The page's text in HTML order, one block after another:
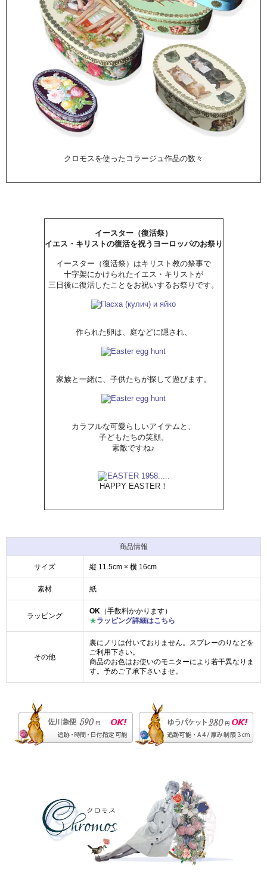
クロモスを使ったコラージュ作品の数々
イースター（復活祭）
イエス・キリストの復活を祝うヨーロッパのお祭り
イースター（復活祭）はキリスト教の祭事で
十字架にかけられたイエス・キリストが
三日後に復活したことをお祝いするお祭りです。
作られた卵は、庭などに隠され、
家族と一緒に、子供たちが探して遊びます。
カラフルな可愛らしいアイテムと、
子どもたちの笑顔。
素敵ですね♪
HAPPY EASTER！
商品情報
サイズ 縦 11.5cm × 横 16cm
素材 紙
ラッピング
OK （手数料かかります）
★ラッピング詳細はこちら
その他
裏にノリは付いておりません。スプレーのりなどを
ご利用下さい。
商品のお色はお使いのモニターにより若干異なりま
す。予めご了承下さいませ。